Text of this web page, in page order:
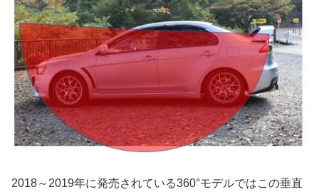
2018～2019年に発売されている360°モデルではこの垂直